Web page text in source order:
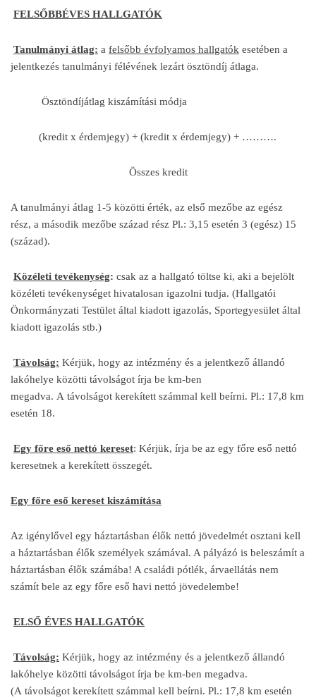
FELSŐBBÉVES HALLGATÓK
Tanulmányi átlag: a felsőbb évfolyamos hallgatók esetében a
jelentkezés tanulmányi félévének lezárt ösztöndíj átlaga.
Ösztöndíjátlag kiszámítási módja
(kredit x érdemjegy) + (kredit x érdemjegy) + ……….
Összes kredit
A tanulmányi átlag 1-5 közötti érték, az első mezőbe az egész
rész, a második mezőbe század rész Pl.: 3,15 esetén 3 (egész) 15
(század).
Közéleti tevékenység: csak az a hallgató töltse ki, aki a bejelölt
közéleti tevékenységet hivatalosan igazolni tudja. (Hallgatói
Önkormányzati Testület által kiadott igazolás, Sportegyesület által
kiadott igazolás stb.)
Távolság: Kérjük, hogy az intézmény és a jelentkező állandó
lakóhelye közötti távolságot írja be km-ben
megadva. A távolságot kerekített számmal kell beírni. Pl.: 17,8 km
esetén 18.
Egy főre eső nettó kereset: Kérjük, írja be az egy főre eső nettó
keresetnek a kerekített összegét.
Egy főre eső kereset kiszámítása
Az igénylővel egy háztartásban élők nettó jövedelmét osztani kell
a háztartásban élők személyek számával. A pályázó is beleszámít a
háztartásban élők számába! A családi pótlék, árvaellátás nem
számít bele az egy főre eső havi nettó jövedelembe!
ELSŐ ÉVES HALLGATÓK
Távolság: Kérjük, hogy az intézmény és a jelentkező állandó
lakóhelye közötti távolságot írja be km-ben megadva.
(A távolságot kerekített számmal kell beírni. Pl.: 17,8 km esetén